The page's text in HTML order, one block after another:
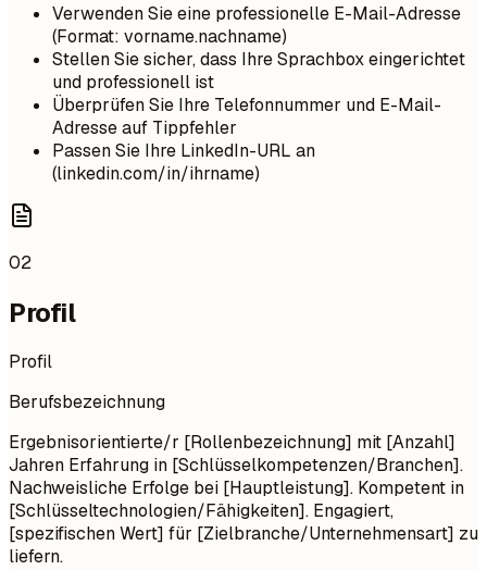
Verwenden Sie eine professionelle E-Mail-Adresse
(Format: vorname.nachname)
Stellen Sie sicher, dass Ihre Sprachbox eingerichtet
und professionell ist
Überprüfen Sie Ihre Telefonnummer und E-Mail-
Adresse auf Tippfehler
Passen Sie Ihre LinkedIn-URL an
(linkedin.com/in/ihrname)
02
Profil
Profil
Berufsbezeichnung
Ergebnisorientierte/r [Rollenbezeichnung] mit [Anzahl]
Jahren Erfahrung in [Schlüsselkompetenzen/Branchen].
Nachweisliche Erfolge bei [Hauptleistung]. Kompetent in
[Schlüsseltechnologien/Fähigkeiten]. Engagiert,
[spezifischen Wert] für [Zielbranche/Unternehmensart] zu
liefern.